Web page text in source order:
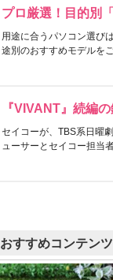
プロ厳選！目的別
用途に合うパソコン選び
途別のおすすめモデルを
『VIVANT』続編
セイコーが、TBS系日曜
ューサーとセイコー担当
おすすめコンテンツ